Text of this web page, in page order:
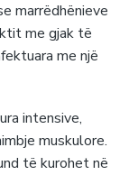
marrëdhënieve
me gjak të
me një
intensive,
muskulore.
të kurohet në